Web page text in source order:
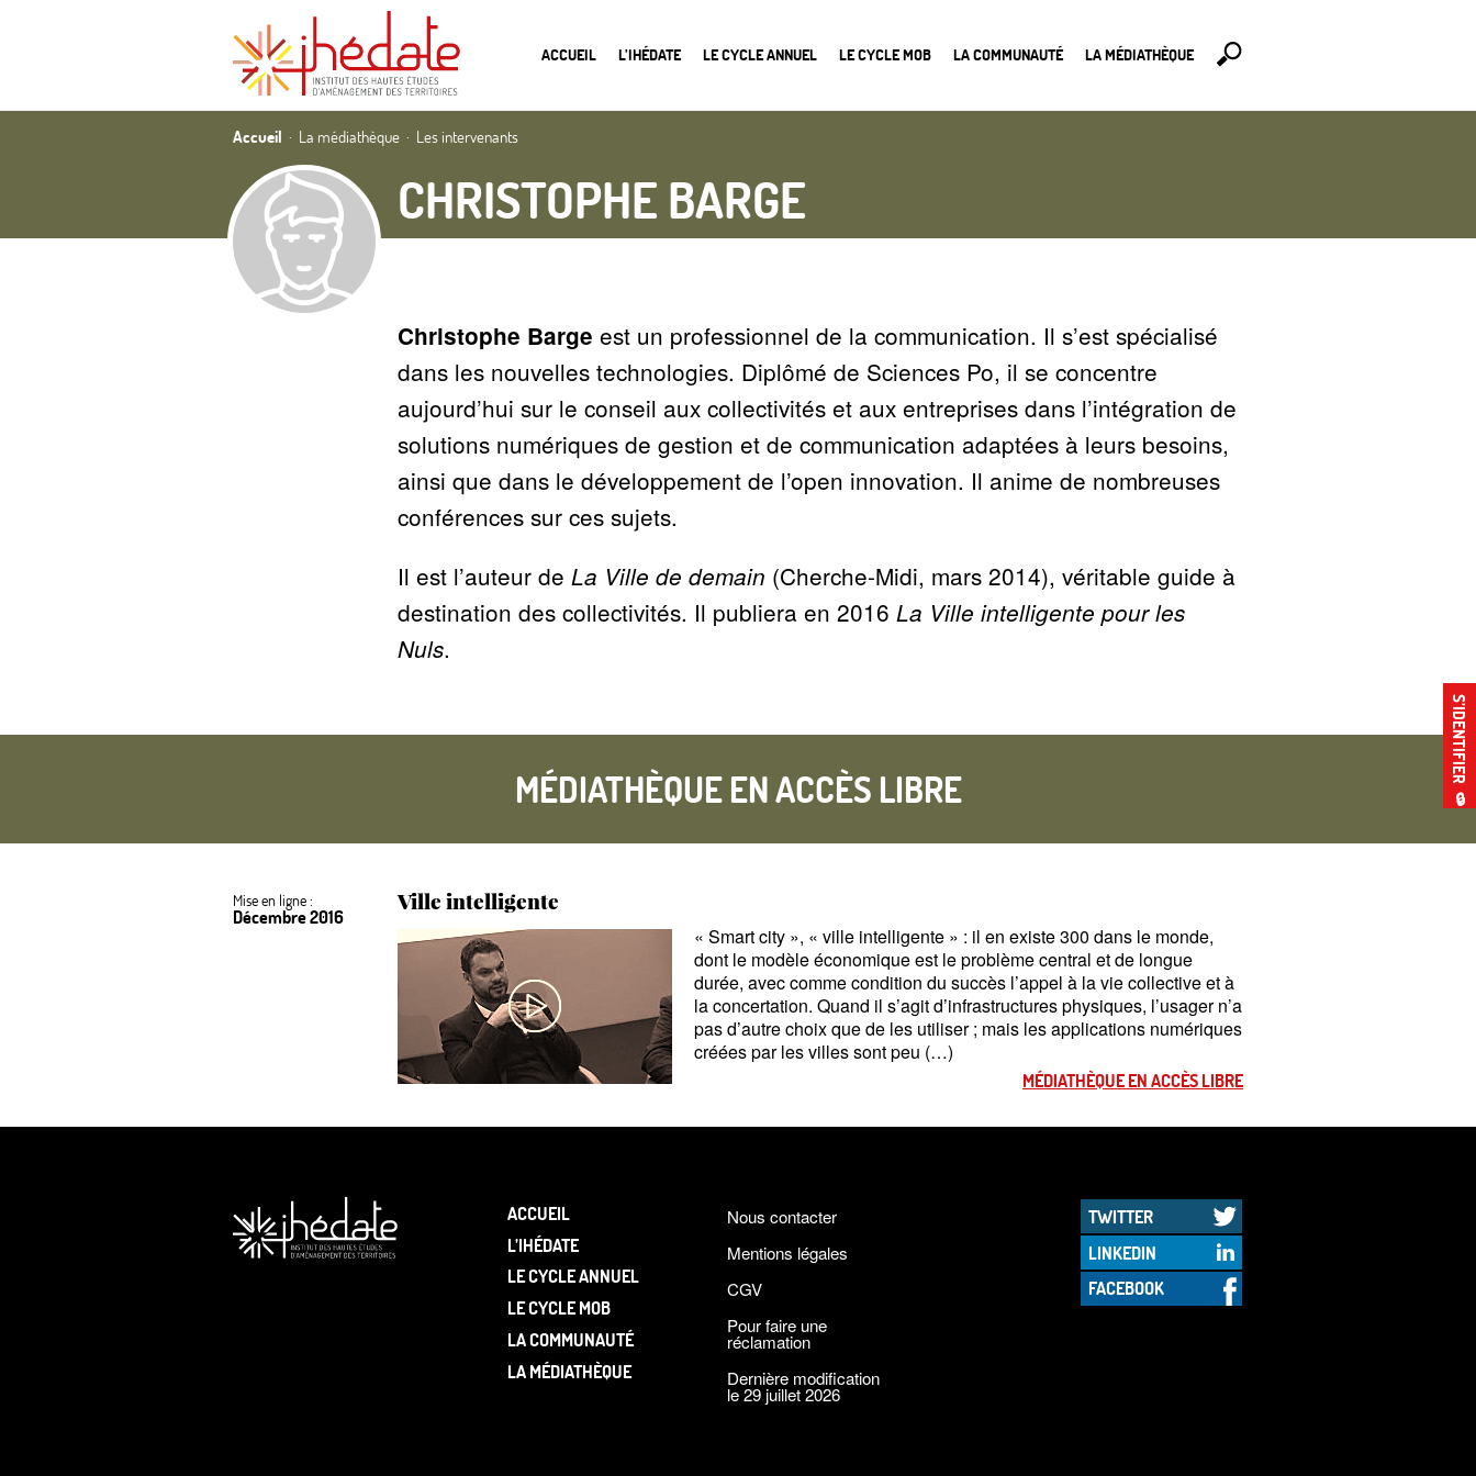
ACCUEIL L’IHÉDATE LE CYCLE ANNUEL LE CYCLE MOB LA COMMUNAUTÉ LA MÉDIATHÈQUE
S’IDENTIFIER
🔒
Accueil La médiathèque Les intervenants
CHRISTOPHE BARGE
Christophe Barge est un professionnel de la communication. Il s’est spécialisé
dans les nouvelles technologies. Diplômé de Sciences Po, il se concentre
aujourd’hui sur le conseil aux collectivités et aux entreprises dans l’intégration de
solutions numériques de gestion et de communication adaptées à leurs besoins,
ainsi que dans le développement de l’open innovation. Il anime de nombreuses
conférences sur ces sujets.
Il est l’auteur de La Ville de demain (Cherche-Midi, mars 2014), véritable guide à
destination des collectivités. Il publiera en 2016 La Ville intelligente pour les
Nuls.
MÉDIATHÈQUE EN ACCÈS LIBRE
Mise en ligne :
Décembre 2016
Ville intelligente
« Smart city », « ville intelligente » : il en existe 300 dans le monde,
dont le modèle économique est le problème central et de longue
durée, avec comme condition du succès l’appel à la vie collective et à
la concertation. Quand il s’agit d’infrastructures physiques, l’usager n’a
pas d’autre choix que de les utiliser ; mais les applications numériques
créées par les villes sont peu (…)
MÉDIATHÈQUE EN ACCÈS LIBRE
ACCUEIL
L’IHÉDATE
LE CYCLE ANNUEL
LE CYCLE MOB
LA COMMUNAUTÉ
LA MÉDIATHÈQUE
Nous contacter
Mentions légales
CGV
Pour faire une
réclamation
Dernière modification
le 29 juillet 2026
TWITTER
LINKEDIN
FACEBOOK